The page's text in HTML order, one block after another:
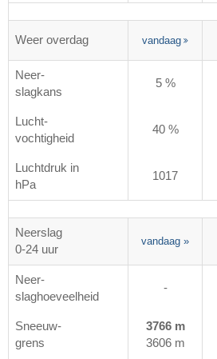
Weer overdag vandaag
Neer-
slagkans
5 %
Lucht-
vochtigheid
40 %
Luchtdruk in
hPa
1017
Neerslag
0-24 uur
vandaag »
Neer-
slaghoeveelheid
-
Sneeuw-
grens
3766 m
3606 m